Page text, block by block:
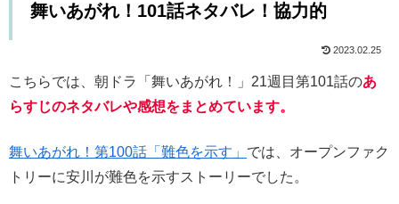
舞いあがれ！101話ネタバレ！協力的
2023.02.25
こちらでは、朝ドラ「舞いあがれ！」21週目第101話のあ
らすじのネタバレや感想をまとめています。
舞いあがれ！第100話「難色を示す」 では、オープンファク
トリーに安川が難色を示すストーリーでした。